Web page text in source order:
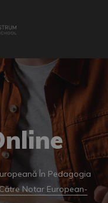
În Pedagogia
Notar European-